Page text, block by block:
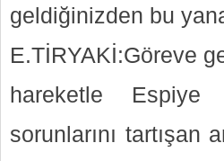
geldiğinizden bu
E.TİRYAKİ:Göreve
hareketle Espiye
sorunlarını